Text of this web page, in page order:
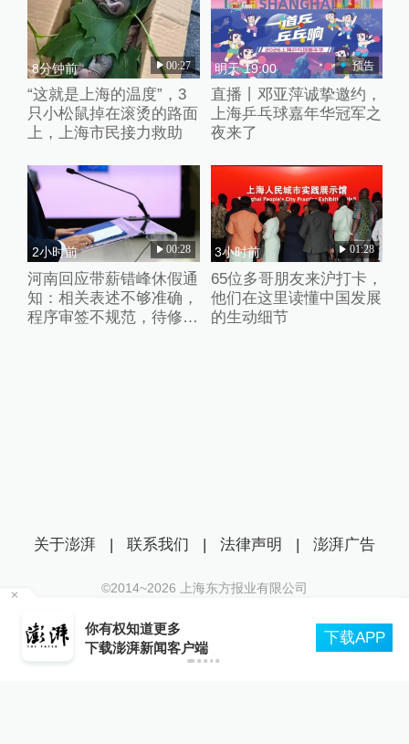
8分钟前 00:27
“这就是上海的温度”，3
只小松鼠掉在滚烫的路面
上，上海市民接力救助
明天 19:00 预告
直播丨邓亚萍诚挚邀约，
上海乒乓球嘉年华冠军之
夜来了
2小时前 00:28
河南回应带薪错峰休假通
知：相关表述不够准确，
程序审签不规范，待修改
3小时前 01:28
65位多哥朋友来沪打卡，
他们在这里读懂中国发展
的生动细节
你有权知道更多
下载澎湃新闻客户端
下载APP
关于澎湃 | 联系我们 | 法律声明 | 澎湃广告
©2014~2026 上海东方报业有限公司
互联网新闻信息服务许可证：31120170006
沪公网安备 31010602000299号